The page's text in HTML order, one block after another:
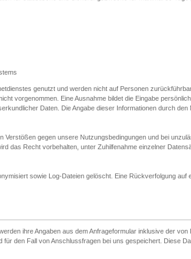
genutzt und werden nicht auf Personen
vorgenommen. Eine Ausnahme bildet die Eingabe
Daten. Die Angabe dieser Informationen durch den
gegen unsere Nutzungsbedingungen und bei
das Recht vorbehalten, unter Zuhilfenahme einzelner
sowie Log-Dateien gelöscht. Eine Rückverfolgung auf
ihre Angaben aus dem Anfrageformular inklusive der von
den Fall von Anschlussfragen bei uns gespeichert. Diese